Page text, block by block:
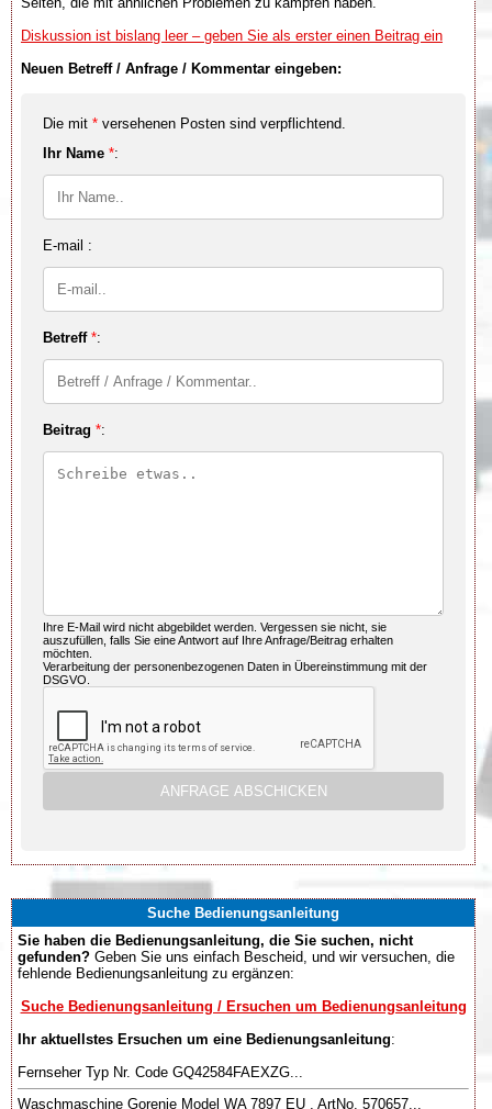
Diskussion ist bislang leer – geben Sie als erster einen Beitrag ein
Neuen Betreff / Anfrage / Kommentar eingeben:
Die mit * versehenen Posten sind verpflichtend.
Ihr Name *:
E-mail :
Betreff *:
Beitrag *:
Ihre E-Mail wird nicht abgebildet werden. Vergessen sie nicht, sie
auszufüllen, falls Sie eine Antwort auf Ihre Anfrage/Beitrag erhalten
möchten.
Verarbeitung der personenbezogenen Daten in Übereinstimmung mit der
DSGVO.
Suche Bedienungsanleitung
Sie haben die Bedienungsanleitung, die Sie suchen, nicht
gefunden? Geben Sie uns einfach Bescheid, und wir versuchen, die
fehlende Bedienungsanleitung zu ergänzen:
Suche Bedienungsanleitung / Ersuchen um Bedienungsanleitung
Ihr aktuellstes Ersuchen um eine Bedienungsanleitung:
Fernseher Typ Nr. Code GQ42584FAEXZG...
Waschmaschine Gorenje Model WA 7897 EU , ArtNo. 570657...